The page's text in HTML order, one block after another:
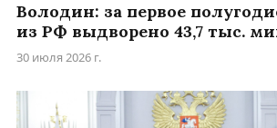
Володин: за первое
из РФ выдворено 43,7 тыс.
30 июля 2026 г.